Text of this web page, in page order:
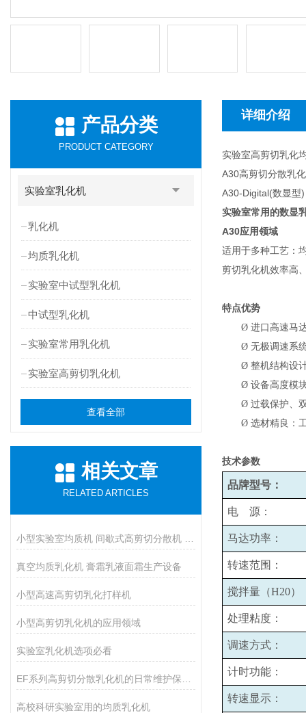
产品分类
PRODUCT CATEGORY
实验室乳化机
乳化机
均质乳化机
实验室中试型乳化机
中试型乳化机
实验室常用乳化机
实验室高剪切乳化机
查看全部
相关文章
RELATED ARTICLES
真空均质乳化机 膏霜乳液面霜生产设备
小型高速高剪切乳化打样机
小型高剪切乳化机的应用领域
实验室乳化机选项必看
高校科研实验室用的均质乳化机
详细介绍
实验室高剪切乳化
A30高剪切分散乳
A30-Digital(数显型)
实验室常用的数显
A30应用领域
适用于多种工艺：
剪切乳化机效率高
特点优势
Ø 进口高速马
Ø 无极调速系
Ø 整机结构设
Ø 设备高度模
Ø 过载保护、
Ø 选材精良：
技术参数
品牌型号：
电 源：
马达功率：
转速范围：
搅拌量（H20）
处理粘度：
调速方式：
计时功能：
转速显示：